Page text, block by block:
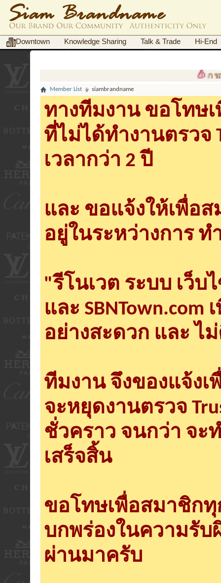
Downtown Knowledge Sharing Talk & Trade Hi-End
กรณีฉ้
Member List siambrandname
ทางทีมงาน ขอโทษ
ที่ไม่ได้ทำงานตรวจ
เวลากว่า 2 ปี
และ ขอแจ้งให้เพื่อ
อยู่ในระหว่างการ ท
"รีโนเวต ระบบ เว็บ
และ
อย่างสะดวก และ ไ
ทีมงาน จึงของแจ้ง
จะหยุดงานตรวจ
ชั่วคราว จนกว่า จะ
เสร็จสิ้น
ขอโทษเพื่อสมาชิก
บกพร่องในความรั
ผ่านมาครับ